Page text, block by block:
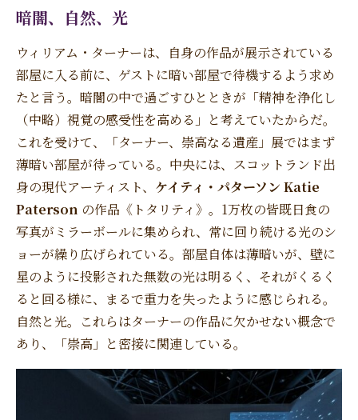
暗闇、自然、光
ウィリアム・ターナーは、自身の作品が展示されている
部屋に入る前に、ゲストに暗い部屋で待機するよう求め
たと言う。暗闇の中で過ごすひとときが「精神を浄化し
（中略）視覚の感受性を高める」と考えていたからだ。
これを受けて、「ターナー、崇高なる遺産」展ではまず
薄暗い部屋が待っている。中央には、スコットランド出
身の現代アーティスト、 ケイティ・パターソン Katie
Paterson の作品《トタリティ》。1万枚の皆既日食の
写真がミラーボールに集められ、常に回り続ける光のシ
ョーが繰り広げられている。部屋自体は薄暗いが、壁に
星のように投影された無数の光は明るく、それがくるく
ると回る様に、まるで重力を失ったように感じられる。
自然と光。これらはターナーの作品に欠かせない概念で
あり、「崇高」と密接に関連している。